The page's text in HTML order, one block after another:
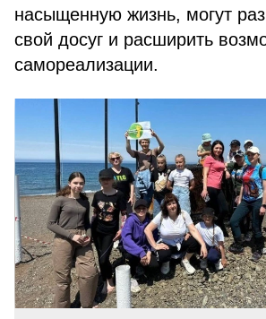
насыщенную жизнь, могут
свой досуг и расширить
самореализации.